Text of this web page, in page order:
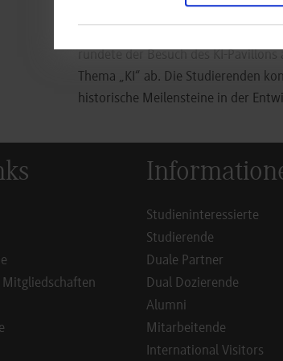
konnten hierbei einen Eindruck
rundete der Besuch des KI-
Thema „KI“ ab. Die Studierenden
historische Meilensteine in der
Studieninteressierte
Studierende
Duale Partner
Dual Dozierende
Alumni
Mitarbeitende
International Visitors